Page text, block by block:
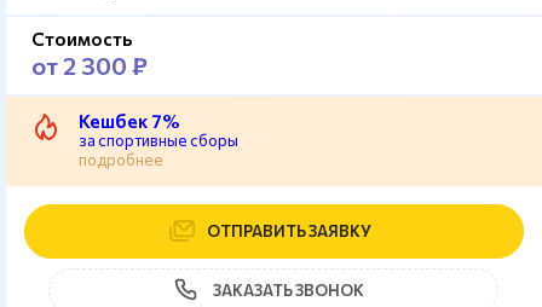
Стоимость
от 2 300 ₽
Кешбек 7%
за спортивные сборы
подробнее
ОТПРАВИТЬ ЗАЯВКУ
ЗАКАЗАТЬ ЗВОНОК